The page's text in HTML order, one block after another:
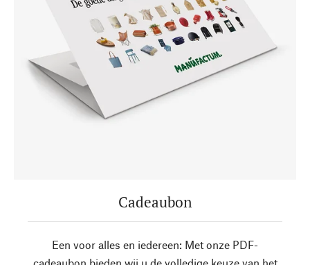
Cadeaubon
Een voor alles en iedereen: Met onze PDF-